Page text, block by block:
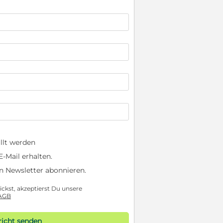
werden
Mail erhalten.
Newsletter abonnieren.
akzeptierst Du unsere
senden